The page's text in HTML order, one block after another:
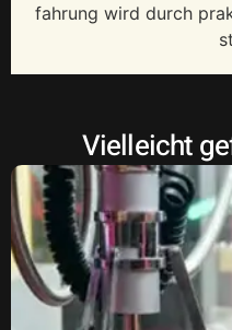
fahrung wird durch
Vielleicht